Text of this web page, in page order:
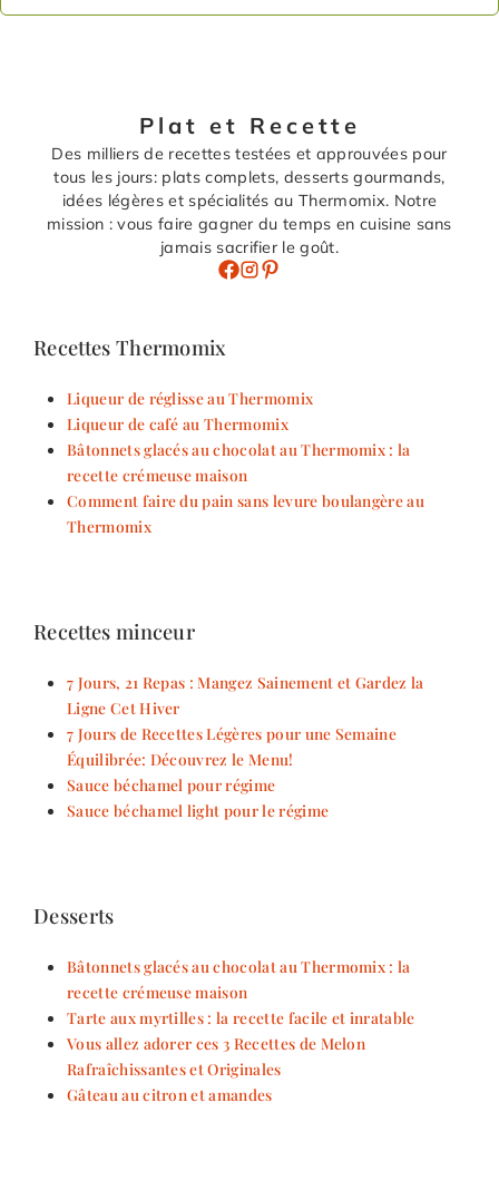
Plat et Recette
Des milliers de recettes testées et approuvées pour
tous les jours: plats complets, desserts gourmands,
idées légères et spécialités au Thermomix. Notre
mission : vous faire gagner du temps en cuisine sans
jamais sacrifier le goût.
Recettes Thermomix
Liqueur de réglisse au Thermomix
Liqueur de café au Thermomix
Bâtonnets glacés au chocolat au Thermomix : la
recette crémeuse maison
Comment faire du pain sans levure boulangère au
Thermomix
Recettes minceur
7 Jours, 21 Repas : Mangez Sainement et Gardez la
Ligne Cet Hiver
7 Jours de Recettes Légères pour une Semaine
Équilibrée: Découvrez le Menu!
Sauce béchamel pour régime
Sauce béchamel light pour le régime
Desserts
Bâtonnets glacés au chocolat au Thermomix : la
recette crémeuse maison
Tarte aux myrtilles : la recette facile et inratable
Vous allez adorer ces 3 Recettes de Melon
Rafraîchissantes et Originales
Gâteau au citron et amandes